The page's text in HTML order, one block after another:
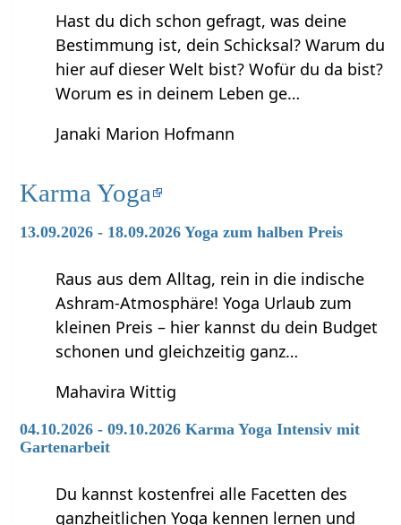
Hast du dich schon gefragt, was deine
Bestimmung ist, dein Schicksal? Warum du
hier auf dieser Welt bist? Wofür du da bist?
Worum es in deinem Leben ge…
Janaki Marion Hofmann
Karma Yoga
13.09.2026 - 18.09.2026 Yoga zum halben Preis
Raus aus dem Alltag, rein in die indische
Ashram-Atmosphäre! Yoga Urlaub zum
kleinen Preis – hier kannst du dein Budget
schonen und gleichzeitig ganz…
Mahavira Wittig
04.10.2026 - 09.10.2026 Karma Yoga Intensiv mit
Gartenarbeit
Du kannst kostenfrei alle Facetten des
ganzheitlichen Yoga kennen lernen und